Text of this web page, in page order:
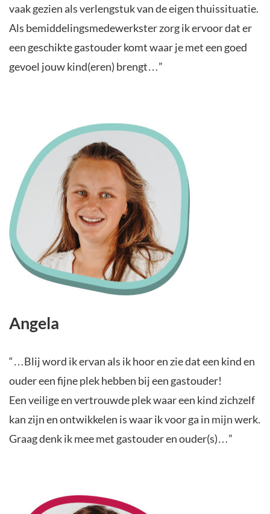
vaak gezien als verlengstuk van de eigen thuissituatie.
Als bemiddelingsmedewerkster zorg ik ervoor dat er
een geschikte gastouder komt waar je met een goed
gevoel jouw kind(eren) brengt…”
Angela
“…Blij word ik ervan als ik hoor en zie dat een kind en
ouder een fijne plek hebben bij een gastouder!
Een veilige en vertrouwde plek waar een kind zichzelf
kan zijn en ontwikkelen is waar ik voor ga in mijn werk.
Graag denk ik mee met gastouder en ouder(s)…”